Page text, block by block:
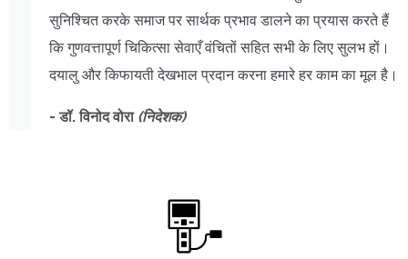
सुनिश्चित करके समाज पर सार्थक प्रभाव डालने का प्रयास करते हैं
कि गुणवत्तापूर्ण चिकित्सा सेवाएँ वंचितों सहित सभी के लिए सुलभ हों।
दयालु और किफायती देखभाल प्रदान करना हमारे हर काम का मूल है।
- डॉ. विनोद वोरा (निदेशक)